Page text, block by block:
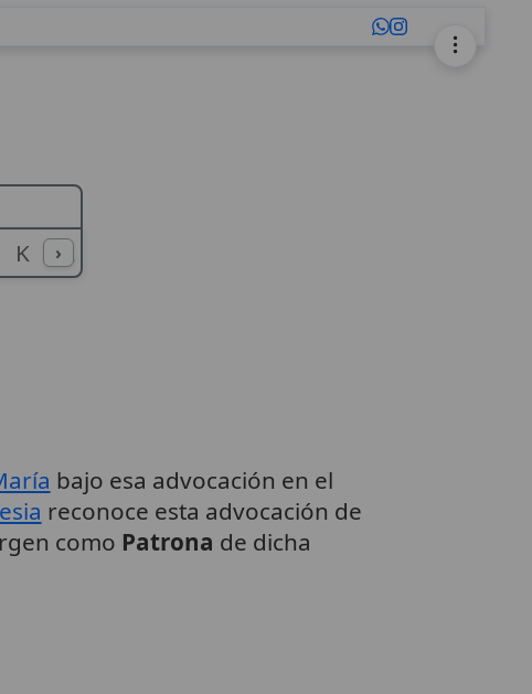
K L
›
bajo esa advocación en el
reconoce esta advocación de
como Patrona de dicha